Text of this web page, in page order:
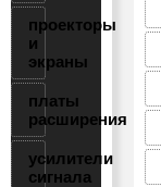
проекторы
и
экраны
платы
расширения
усилители
сигнала